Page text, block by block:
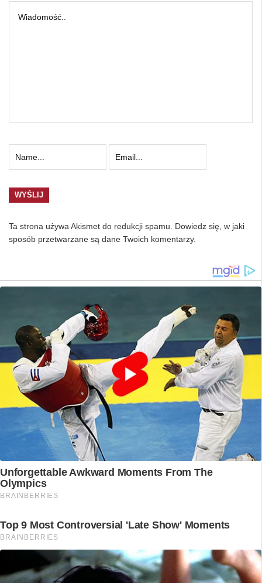
Ta strona używa Akismet do redukcji spamu. Dowiedz się, w jaki
sposób przetwarzane są dane Twoich komentarzy.